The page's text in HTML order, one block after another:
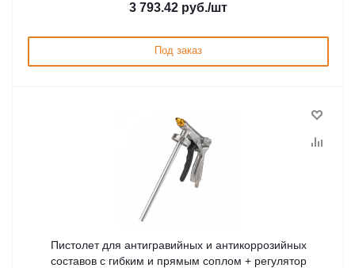
3 793.42 руб./шт
Под заказ
Пистолет для антигравийныx и антикоррозийныx
составов с гибким и прямым соплом + регулятор